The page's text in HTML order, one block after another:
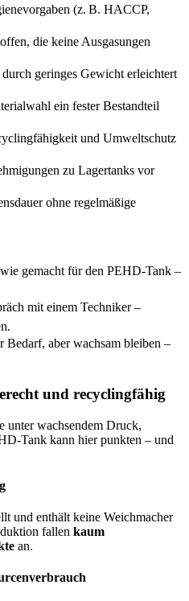
(z. B. HACCP,
die keine Ausgasungen
geringes Gewicht erleichtert
ein fester Bestandteil
und Umweltschutz
zu Lagertanks vor
ohne regelmäßige
gemacht für den PEHD-Tank –
mit einem Techniker –
Bedarf, aber wachsam bleiben –
und recyclingfähig
unter wachsendem Druck,
Tank kann hier punkten – und
und enthält keine Weichmacher
fallen kaum
an.